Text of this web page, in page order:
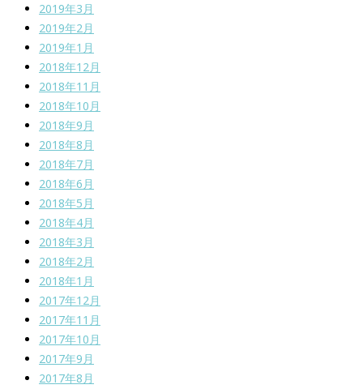
2019年3月
2019年2月
2019年1月
2018年12月
2018年11月
2018年10月
2018年9月
2018年8月
2018年7月
2018年6月
2018年5月
2018年4月
2018年3月
2018年2月
2018年1月
2017年12月
2017年11月
2017年10月
2017年9月
2017年8月